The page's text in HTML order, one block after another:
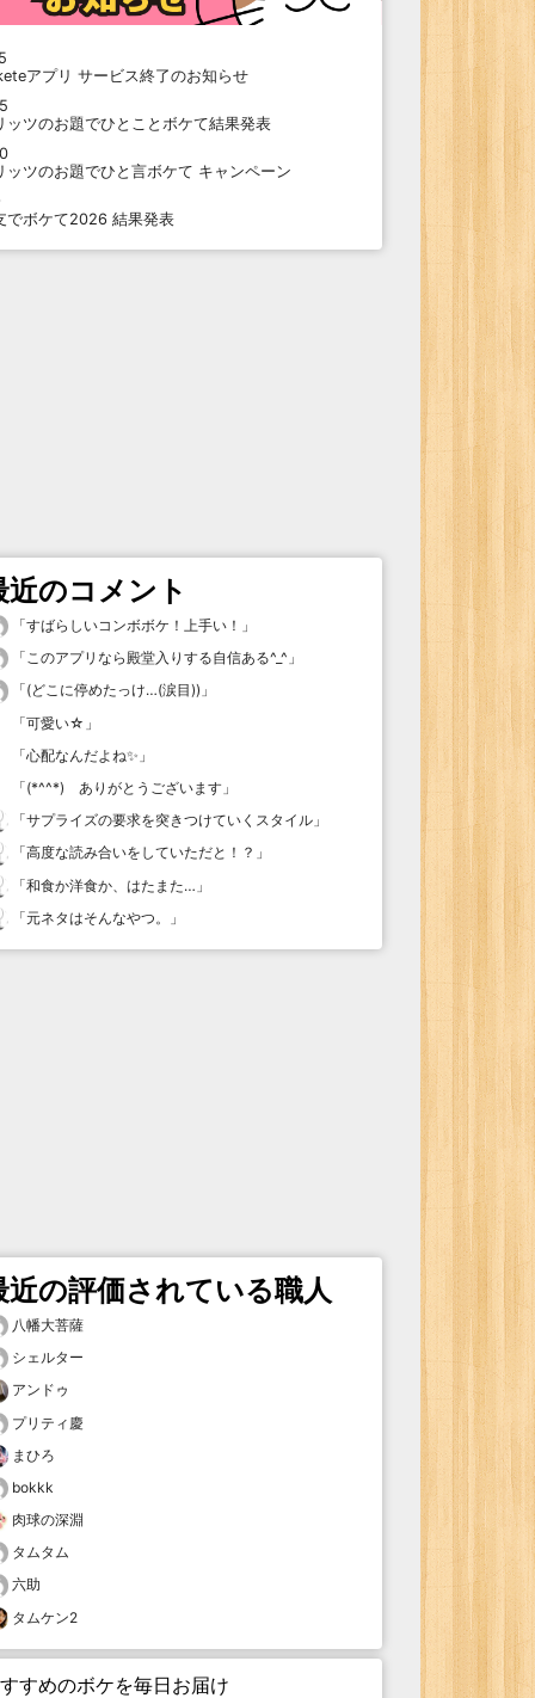
アプリ サービス終了のお知らせ
ッツのお題でひとことボケて結果発表
ッツのお題でひと言ボケて キャンペーン
でボケて2026 結果発表
近のコメント
「すばらしいコンボボケ！上手い！ 」
「このアプリなら殿堂入りする自信ある^_^ 」
「(どこに停めたっけ…(涙目)) 」
「可愛い☆ 」
「心配なんだよね✨ 」
「(*^^*) ありがとうございます 」
「サプライズの要求を突きつけていくスタイル 」
「高度な読み合いをしていただと！？ 」
「和食か洋食か、はたまた… 」
「元ネタはそんなやつ。 」
近の評価されている職人
八幡大菩薩
シェルター
アンドゥ
プリティ慶
まひろ
bokkk
肉球の深淵
タムタム
六助
タムケン2
すめのボケを毎日お届け